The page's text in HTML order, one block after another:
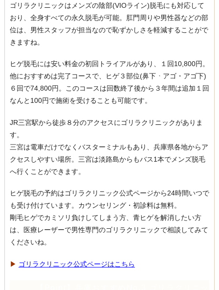
ゴリラクリニックはメンズの陰部(VIOライン)脱毛にも対応して
おり、全身すべての永久脱毛が可能。肛門周りや男性器などの部
位は、男性スタッフが担当なので恥ずかしさを軽減することがで
きますね。
ヒゲ脱毛には安い料金の初回トライアルがあり、１回10,800円。
他におすすめは完了コースで、ヒゲ３部位(鼻下・アゴ・アゴ下)
６回で74,800円。このコースは回数終了後から３年間は追加１回
なんと100円で施術を受けることも可能です。
JR三宮駅から徒歩８分のアクセスにゴリラクリニックがありま
す。
三宮は電車だけでなくバスターミナルもあり、兵庫県各地からア
クセスしやすい場所。三宮は淡路島からもバス1本でメンズ脱毛
へ行くことができます。
ヒゲ脱毛の予約はゴリラクリニック公式ページから24時間いつで
も受け付けています。カウンセリング・初診料は無料。
剛毛ヒゲでカミソリ負けしてしまう方、青ヒゲを解消したい方
は、医療レーザーで男性専門のゴリラクリニックで相談してみて
くださいね。
▶︎ ゴリラクリニック公式ページはこちら